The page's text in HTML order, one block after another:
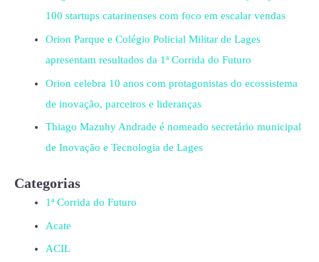
100 startups catarinenses com foco em escalar vendas
Orion Parque e Colégio Policial Militar de Lages
apresentam resultados da 1ª Corrida do Futuro
Orion celebra 10 anos com protagonistas do ecossistema
de inovação, parceiros e lideranças
Thiago Mazuhy Andrade é nomeado secretário municipal
de Inovação e Tecnologia de Lages
Categorias
1ª Corrida do Futuro
Acate
ACIL